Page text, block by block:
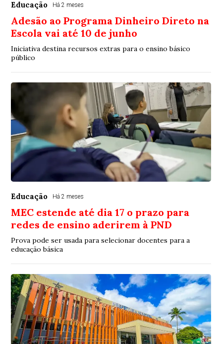
Educação Há 2 meses
Adesão ao Programa Dinheiro Direto na
Escola vai até 10 de junho
Iniciativa destina recursos extras para o ensino básico
público
Educação Há 2 meses
MEC estende até dia 17 o prazo para
redes de ensino aderirem à PND
Prova pode ser usada para selecionar docentes para a
educação básica